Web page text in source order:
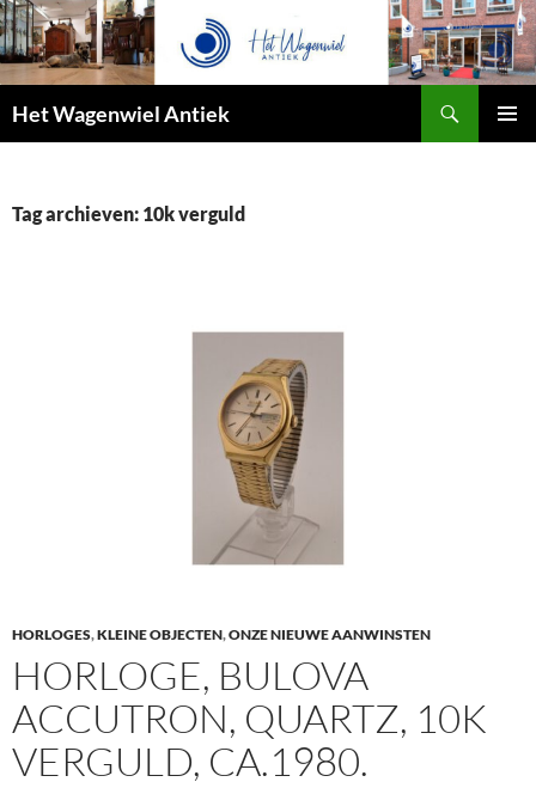
Het Wagenwiel Antiek
Tag archieven: 10k verguld
HORLOGES,KLEINE OBJECTEN,ONZE NIEUWE AANWINSTEN
HORLOGE, BULOVA
ACCUTRON, QUARTZ, 10K
VERGULD, CA.1980.